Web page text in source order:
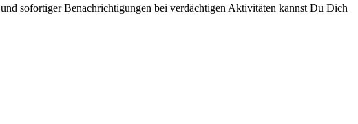
und sofortiger Benachrichtigungen bei verdächtigen Aktivitäten kannst Du Dich